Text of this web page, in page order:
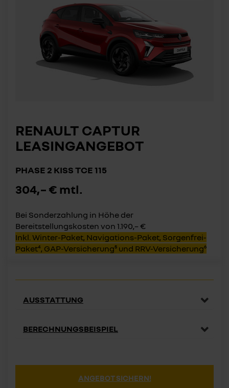
RENAULT CAPTUR
LEASINGANGEBOT
PHASE 2 KISS TCE 115
304,– € mtl.
Bei Sonderzahlung in Höhe der
Bereitstellungskosten von 1.190,– €
Inkl. Winter-Paket, Navigations-Paket, Sorgenfrei-
Paket⁴, GAP-Versicherung⁵ und RRV-Versicherung⁶
AUSSTATTUNG
BERECHNUNGSBEISPIEL
ANGEBOT SICHERN!